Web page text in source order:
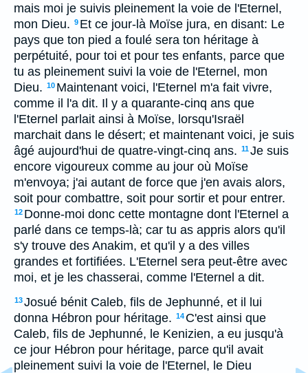
mais moi je suivis pleinement la voie de l'Eternel,
mon Dieu. 9 Et ce jour-là Moïse jura, en disant: Le
pays que ton pied a foulé sera ton héritage à
perpétuité, pour toi et pour tes enfants, parce que
tu as pleinement suivi la voie de l'Eternel, mon
Dieu. 10 Maintenant voici, l'Eternel m'a fait vivre,
comme il l'a dit. Il y a quarante-cinq ans que
l'Eternel parlait ainsi à Moïse, lorsqu'Israël
marchait dans le désert; et maintenant voici, je suis
âgé aujourd'hui de quatre-vingt-cinq ans. 11Je suis
encore vigoureux comme au jour où Moïse
m'envoya; j'ai autant de force que j'en avais alors,
soit pour combattre, soit pour sortir et pour entrer.
12 Donne-moi donc cette montagne dont l'Eternel a
parlé dans ce temps-là; car tu as appris alors qu'il
s'y trouve des Anakim, et qu'il y a des villes
grandes et fortifiées. L'Eternel sera peut-être avec
moi, et je les chasserai, comme l'Eternel a dit.
13Josué bénit Caleb, fils de Jephunné, et il lui
donna Hébron pour héritage. 14 C'est ainsi que
Caleb, fils de Jephunné, le Kenizien, a eu jusqu'à
ce jour Hébron pour héritage, parce qu'il avait
pleinement suivi la voie de l'Eternel, le Dieu